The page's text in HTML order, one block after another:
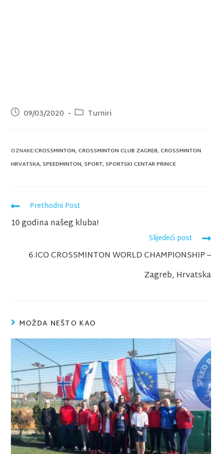
09/03/2020 Turniri
OZNAKE:CROSSMINTON, CROSSMINTON CLUB ZAGREB, CROSSMINTON
HRVATSKA, SPEEDMINTON, SPORT, SPORTSKI CENTAR PRINCE
Prethodni Post
10 godina našeg kluba!
Slijedeći post
6.ICO CROSSMINTON WORLD CHAMPIONSHIP –
Zagreb, Hrvatska
MOŽDA NEŠTO KAO